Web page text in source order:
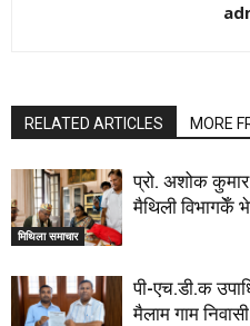
RELATED ARTICLES MORE
मिथिला समाचार
प्रो. अशोक
मैथिली विभागकेँ
पी-एच.डी.क
मैलाम गाम